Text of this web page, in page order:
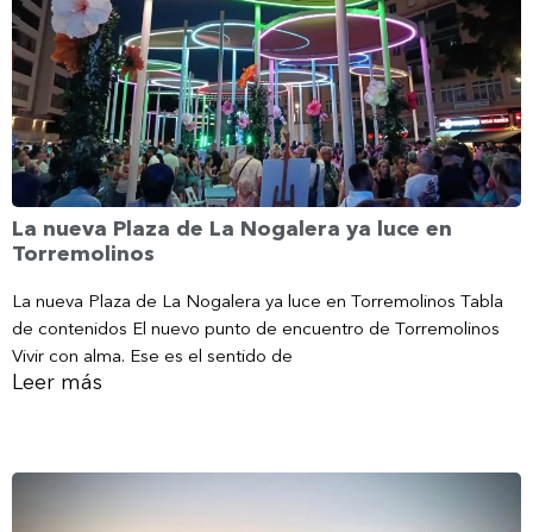
La nueva Plaza de La Nogalera ya luce en
Torremolinos
La nueva Plaza de La Nogalera ya luce en Torremolinos Tabla
de contenidos El nuevo punto de encuentro de Torremolinos
Vivir con alma. Ese es el sentido de
Leer más